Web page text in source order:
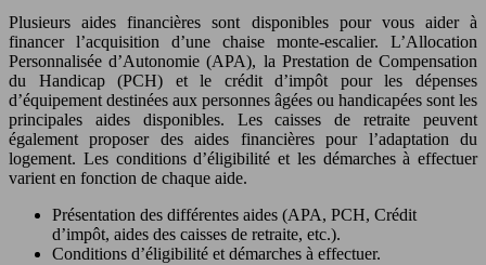
Plusieurs aides financières sont disponibles pour vous aider à
financer l’acquisition d’une chaise monte-escalier. L’Allocation
Personnalisée d’Autonomie (APA), la Prestation de Compensation
du Handicap (PCH) et le crédit d’impôt pour les dépenses
d’équipement destinées aux personnes âgées ou handicapées sont les
principales aides disponibles. Les caisses de retraite peuvent
également proposer des aides financières pour l’adaptation du
logement. Les conditions d’éligibilité et les démarches à effectuer
varient en fonction de chaque aide.
Présentation des différentes aides (APA, PCH, Crédit
d’impôt, aides des caisses de retraite, etc.).
Conditions d’éligibilité et démarches à effectuer.